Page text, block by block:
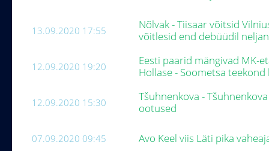
13.09.2020 17:55
Nõlvak - Tiisaar võitsid
võitlesid end debüüdil
12.09.2020 19:20
Eesti paarid mängivad MK-
Hollase - Soometsa
12.09.2020 15:30
Tšuhnenkova -
ootused
07.09.2020 09:45 Avo Keel viis Läti pika